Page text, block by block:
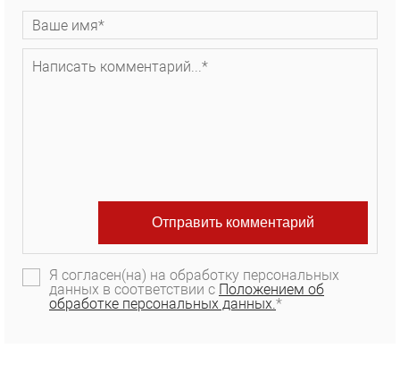
Я согласен(на) на обработку персональных
данных в соответствии с Положением об
обработке персональных данных.*